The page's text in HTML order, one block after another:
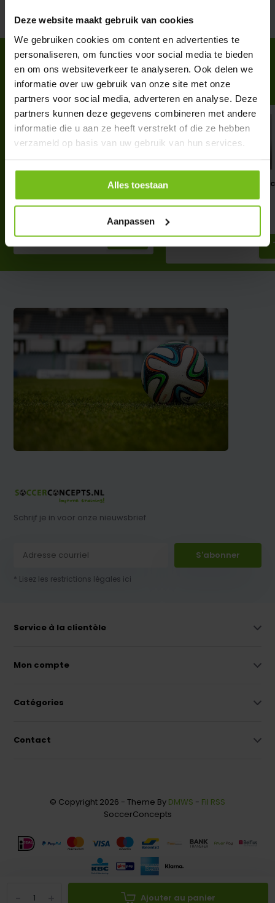
Deze website maakt gebruik van cookies
We gebruiken cookies om content en advertenties te
personaliseren, om functies voor social media te bieden
en om ons websiteverkeer te analyseren. Ook delen we
informatie over uw gebruik van onze site met onze
partners voor social media, adverteren en analyse. Deze
partners kunnen deze gegevens combineren met andere
informatie die u aan ze heeft verstrekt of die ze hebben
verzameld op basis van uw gebruik van hun services.
Alles toestaan
Aanpassen
Ajouter au panier
ACCESSOIRES
Complete your purchase
Tactics Conseil 45cm x 30cm
€ 16,95
Deliverytime
Tableau tactique
Schrijf je in voor onze nieuwsbrief
S'abonner
* Lisez les restrictions légales ici
Service à la clientèle
Mon compte
Catégories
Contact
© Copyright 2026 - Theme By DMWS - Fil RSS
SoccerConcepts